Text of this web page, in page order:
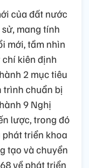
của đất nước
mang tính
mới, tầm nhìn
kiên định
2 mục tiêu
trình chuẩn bị
9 Nghị
lược, trong đó
triển khoa
tạo và chuyển
về phát triển